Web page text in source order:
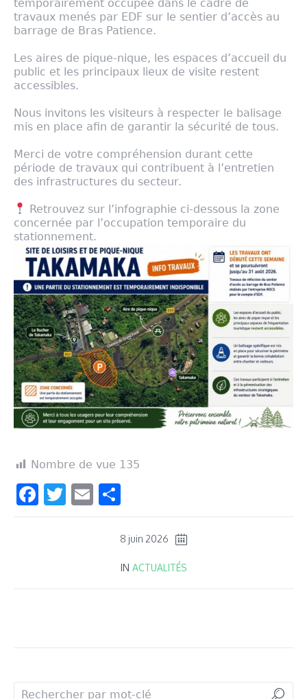
temporairement occupée dans le cadre de
travaux menés par EDF sur le sentier d’accès au
barrage de Bras Patience.
Les aires de pique-nique, les espaces d’accueil du
public et les principaux lieux de visite restent
accessibles.
Nous invitons les visiteurs à respecter le balisage
mis en place afin de garantir la sécurité de tous.
Merci de votre compréhension durant cette
période de travaux qui contribuent à l’entretien
des infrastructures du secteur.
Retrouvez sur l’infographie ci-dessous la zone
concernée par l’occupation temporaire du
stationnement.
Nombre de vue 135
Facebook
Twitter
Email
8 juin 2026
IN ACTUALITÉS